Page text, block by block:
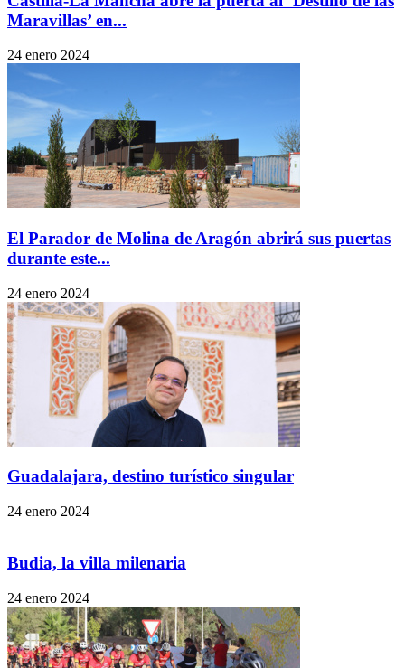
Maravillas’ en...
24 enero 2024
El Parador de Molina de Aragón abrirá sus puertas
durante este...
24 enero 2024
Guadalajara, destino turístico singular
24 enero 2024
Budia, la villa milenaria
24 enero 2024